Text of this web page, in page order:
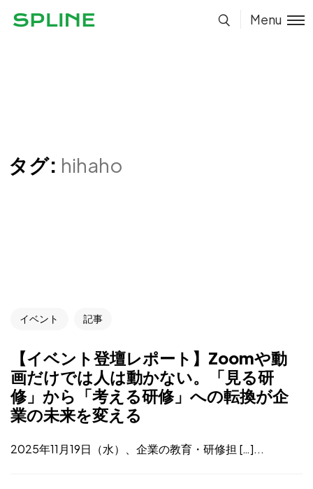
Menu
タグ: hihaho
イベント 記事
【イベント登壇レポート】Zoomや動
画だけでは人は動かない。「見る研
修」から「考える研修」への転換が企
業の未来を変える
2025年11月19日（水）、企業の教育・研修担 […]...